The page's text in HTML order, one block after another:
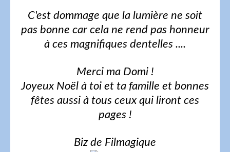
C'est dommage que la lumière ne soit
pas bonne car cela ne rend pas honneur
à ces magnifiques dentelles ....
Merci ma Domi !
Joyeux Noël à toi et ta famille et bonnes
fêtes aussi à tous ceux qui liront ces
pages !
Biz de Filmagique